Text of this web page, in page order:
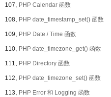
107、PHP Calendar 函数
108、PHP date_timestamp_set() 函数
109、PHP Date / Time 函数
110、PHP date_timezone_get() 函数
111、PHP Directory 函数
112、PHP date_timezone_set() 函数
113、PHP Error 和 Logging 函数